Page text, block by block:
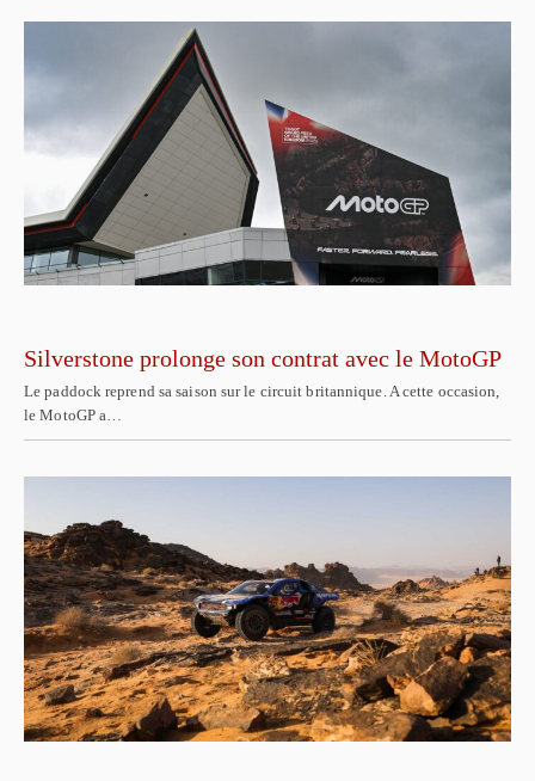
Silverstone prolonge son contrat avec le MotoGP
Le paddock reprend sa saison sur le circuit britannique. A cette occasion,
le MotoGP a…